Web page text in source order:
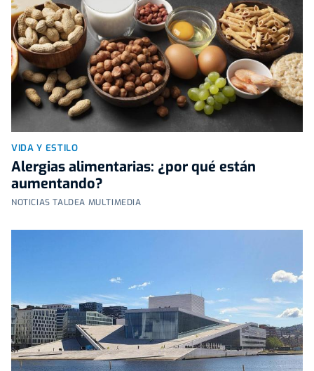
VIDA Y ESTILO
Alergias alimentarias: ¿por qué están
aumentando?
NOTICIAS TALDEA MULTIMEDIA